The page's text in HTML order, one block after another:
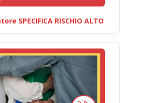
SPECIFICA RISCHIO ALTO